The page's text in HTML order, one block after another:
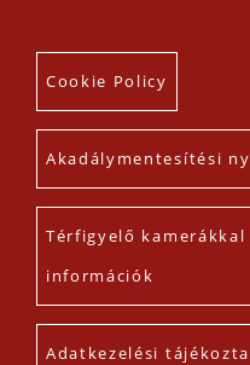
Cookie Policy
Akadálymentesítési
Térfigyelő
információk
Adatkezelési